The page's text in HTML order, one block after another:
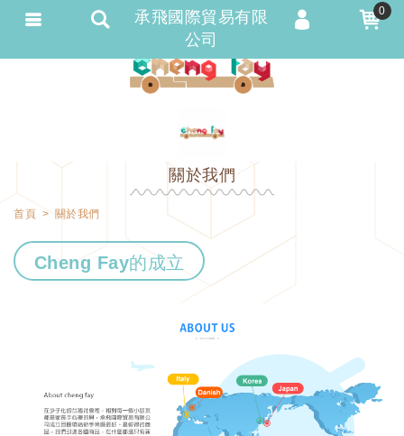
關於我們
首頁 關於我們
Cheng Fay的成立
承飛國際貿易有限
公司
0
會員登入
會員註冊
匯款通知